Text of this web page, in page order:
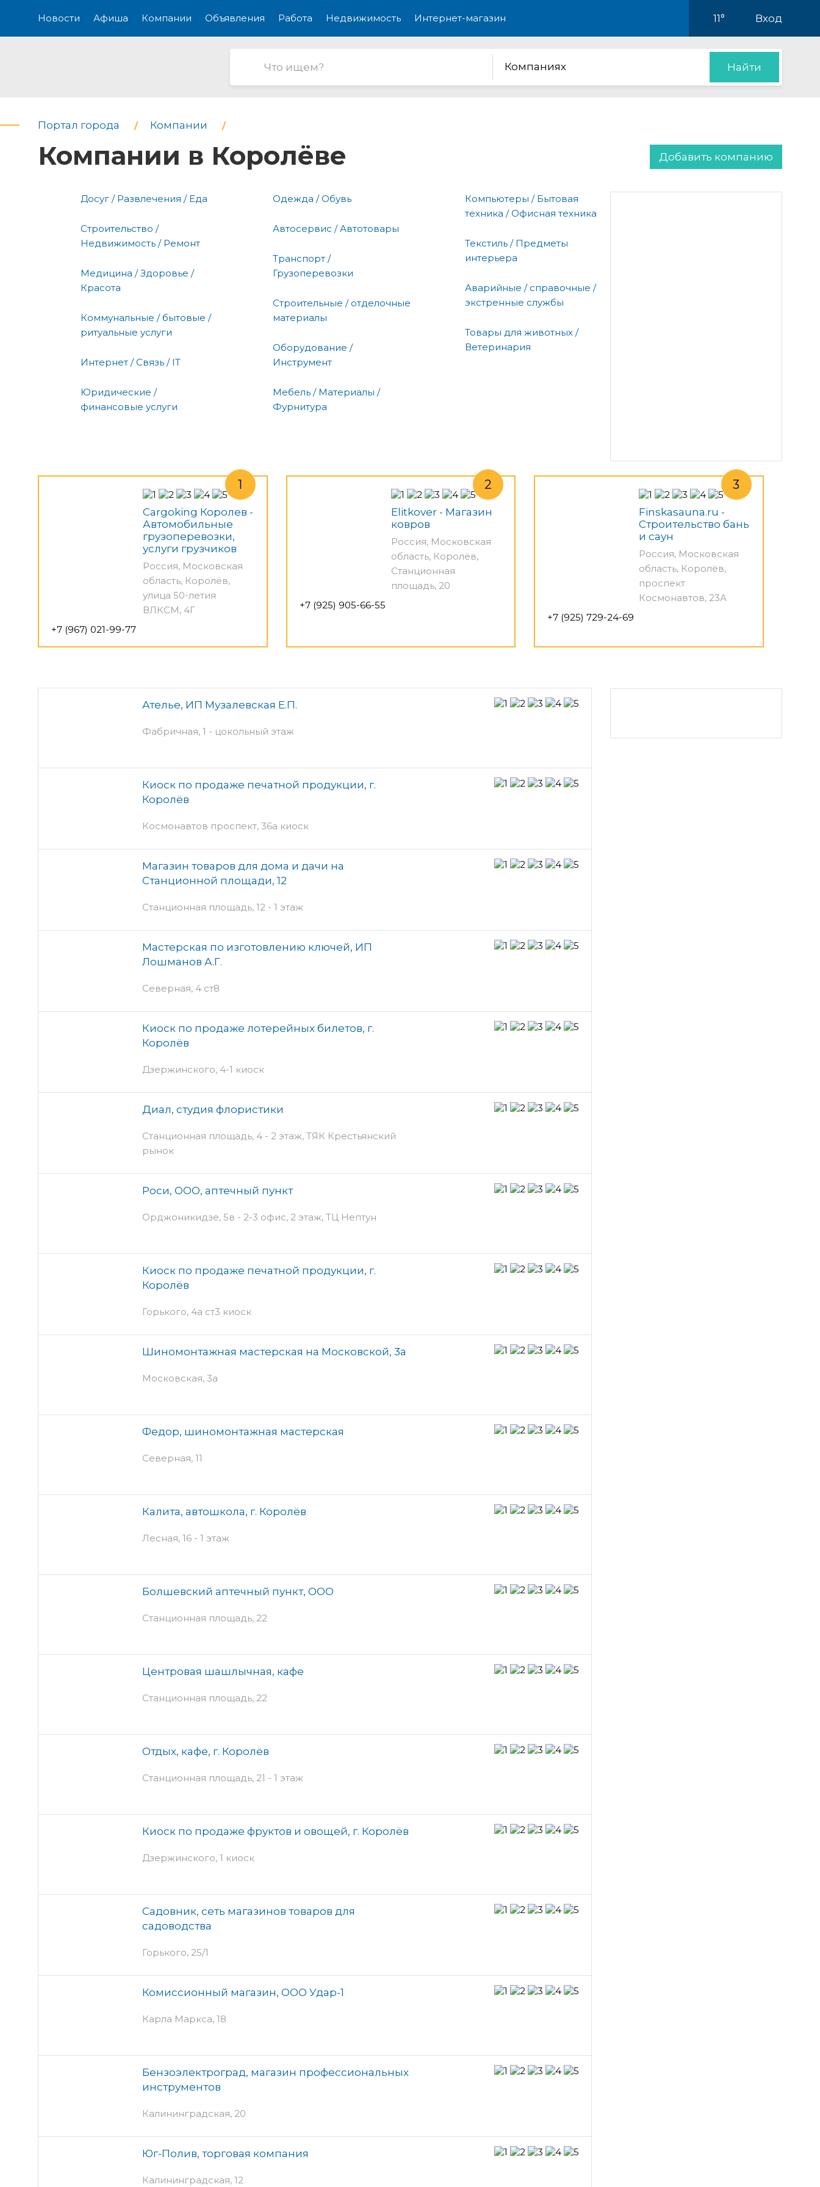
Новости Афиша Компании Объявления Работа Недвижимость Интернет-магазин 11° Вход
Компаниях Найти
Портал города Компании
Компании в Королёве Добавить компанию
Досуг / Развлечения / Еда
Строительство /
Недвижимость / Ремонт
Медицина / Здоровье /
Красота
Коммунальные / бытовые /
ритуальные услуги
Интернет / Связь / IT
Юридические /
финансовые услуги
Одежда / Обувь
Автосервис / Автотовары
Транспорт /
Грузоперевозки
Строительные / отделочные
материалы
Оборудование /
Инструмент
Мебель / Материалы /
Фурнитура
Компьютеры / Бытовая
техника / Офисная техника
Текстиль / Предметы
интерьера
Аварийные / справочные /
экстренные службы
Товары для животных /
Ветеринария
Cargoking Королев -
Автомобильные
грузоперевозки,
услуги грузчиков
Россия, Московская
область, Королёв,
улица 50-летия
ВЛКСМ, 4Г
+7 (967) 021-99-77
Elitkover - Магазин
ковров
Россия, Московская
область, Королёв,
Станционная
площадь, 20
+7 (925) 905-66-55
Finskasauna.ru -
Строительство бань
и саун
Россия, Московская
область, Королёв,
проспект
Космонавтов, 23А
+7 (925) 729-24-69
Ателье, ИП Музалевская Е.П.
Фабричная, 1 - цокольный этаж
Киоск по продаже печатной продукции, г.
Королёв
Космонавтов проспект, 36а киоск
Магазин товаров для дома и дачи на
Станционной площади, 12
Станционная площадь, 12 - 1 этаж
Мастерская по изготовлению ключей, ИП
Лошманов А.Г.
Северная, 4 ст8
Киоск по продаже лотерейных билетов, г.
Королёв
Дзержинского, 4-1 киоск
Диал, студия флористики
Станционная площадь, 4 - 2 этаж, ТЯК Крестьянский
рынок
Роси, ООО, аптечный пункт
Орджоникидзе, 5в - 2-3 офис, 2 этаж, ТЦ Нептун
Киоск по продаже печатной продукции, г.
Королёв
Горького, 4а ст3 киоск
Шиномонтажная мастерская на Московской, 3а
Московская, 3а
Федор, шиномонтажная мастерская
Северная, 11
Калита, автошкола, г. Королёв
Лесная, 16 - 1 этаж
Болшевский аптечный пункт, ООО
Станционная площадь, 22
Центровая шашлычная, кафе
Станционная площадь, 22
Отдых, кафе, г. Королёв
Станционная площадь, 21 - 1 этаж
Киоск по продаже фруктов и овощей, г. Королёв
Дзержинского, 1 киоск
Садовник, сеть магазинов товаров для
садоводства
Горького, 25/1
Комиссионный магазин, ООО Удар-1
Карла Маркса, 18
Бензоэлектроград, магазин профессиональных
инструментов
Калининградская, 20
Юг-Полив, торговая компания
Калининградская, 12